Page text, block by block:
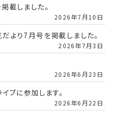
載しました。
2026年7月10日
より7月号を掲載しました。
2026年7月3日
2026年6月23日
ブに参加します。
2026年6月22日